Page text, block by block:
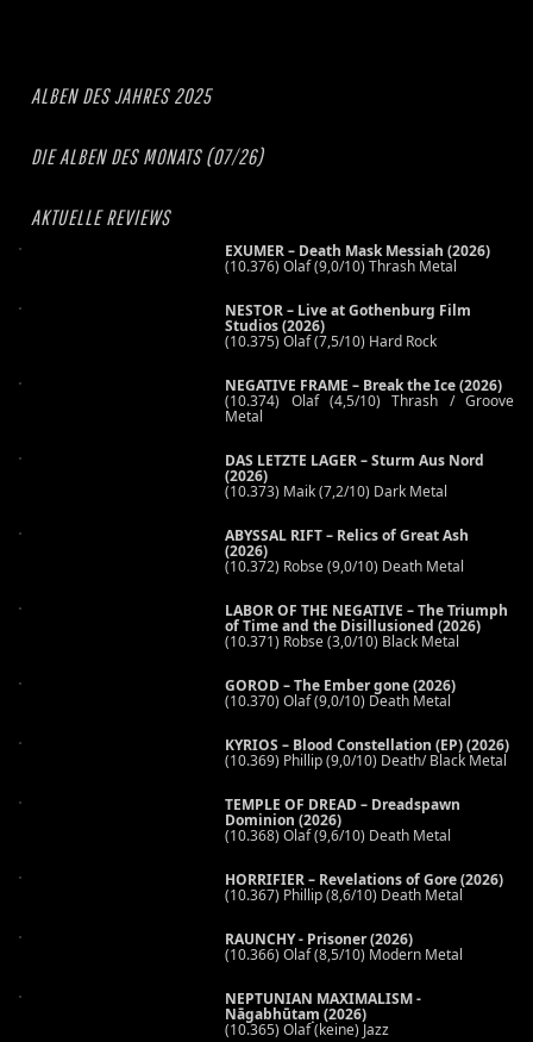
ALBEN DES JAHRES 2025
DIE ALBEN DES MONATS (07/26)
AKTUELLE REVIEWS
EXUMER – Death Mask Messiah (2026)
(10.376) Olaf (9,0/10) Thrash Metal
NESTOR – Live at Gothenburg Film
Studios (2026)
(10.375) Olaf (7,5/10) Hard Rock
NEGATIVE FRAME – Break the Ice (2026)
(10.374) Olaf (4,5/10) Thrash / Groove
Metal
DAS LETZTE LAGER – Sturm Aus Nord
(2026)
(10.373) Maik (7,2/10) Dark Metal
ABYSSAL RIFT – Relics of Great Ash
(2026)
(10.372) Robse (9,0/10) Death Metal
LABOR OF THE NEGATIVE – The Triumph
of Time and the Disillusioned (2026)
(10.371) Robse (3,0/10) Black Metal
GOROD – The Ember gone (2026)
(10.370) Olaf (9,0/10) Death Metal
KYRIOS – Blood Constellation (EP) (2026)
(10.369) Phillip (9,0/10) Death/ Black Metal
TEMPLE OF DREAD – Dreadspawn
Dominion (2026)
(10.368) Olaf (9,6/10) Death Metal
HORRIFIER – Revelations of Gore (2026)
(10.367) Phillip (8,6/10) Death Metal
RAUNCHY - Prisoner (2026)
(10.366) Olaf (8,5/10) Modern Metal
NEPTUNIAN MAXIMALISM -
Nāgabhūtaṃ (2026)
(10.365) Olaf (keine) Jazz